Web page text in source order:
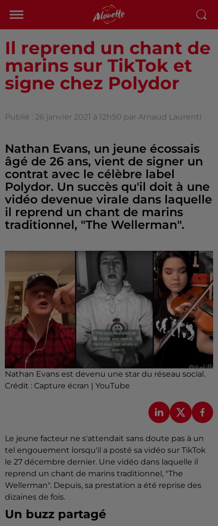
Il reprend un chant de
marins sur TikTok et
signe chez Polydor
Publié : 26 janvier 2021 à 12h50 par Arnaud Laurenti
Nathan Evans, un jeune écossais
âgé de 26 ans, vient de signer un
contrat avec le célèbre label
Polydor. Un succès qu'il doit à une
vidéo devenue virale dans laquelle
il reprend un chant de marins
traditionnel, "The Wellerman".
Nathan Evans est devenu une star du réseau social.
Crédit : Capture écran | YouTube
Le jeune facteur ne s'attendait sans doute pas à un
tel engouement lorsqu'il a posté sa vidéo sur TikTok
le 27 décembre dernier. Une vidéo dans laquelle il
reprend un chant de marins traditionnel, "The
Wellerman". Depuis, sa prestation a été reprise des
dizaines de fois.
Un buzz partagé